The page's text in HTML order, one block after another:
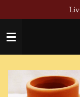
au
contenu
principal